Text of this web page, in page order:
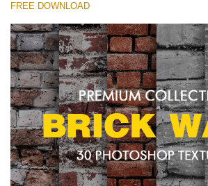
Brick Wall
(30 Textures)
Large 6000*4000px
Entire Collection
(1783 Overlays)
Large 6000*4000px
FREE DOWNLOAD